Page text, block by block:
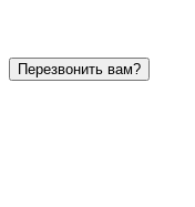
Перезвонить вам?